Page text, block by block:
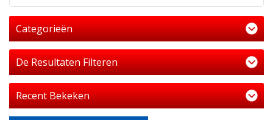
Categorieën
De Resultaten Filteren
Recent Bekeken